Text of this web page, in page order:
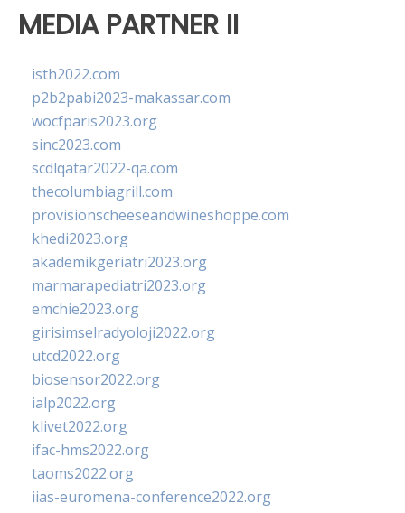
MEDIA PARTNER II
isth2022.com
p2b2pabi2023-makassar.com
wocfparis2023.org
sinc2023.com
scdlqatar2022-qa.com
thecolumbiagrill.com
provisionscheeseandwineshoppe.com
khedi2023.org
akademikgeriatri2023.org
marmarapediatri2023.org
emchie2023.org
girisimselradyoloji2022.org
utcd2022.org
biosensor2022.org
ialp2022.org
klivet2022.org
ifac-hms2022.org
taoms2022.org
iias-euromena-conference2022.org